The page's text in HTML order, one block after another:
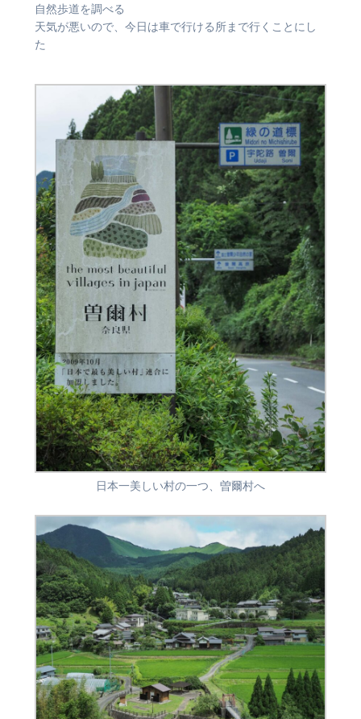
自然歩道を調べる
天気が悪いので、今日は車で行ける所まで行くことにし
た
日本一美しい村の一つ、曽爾村へ